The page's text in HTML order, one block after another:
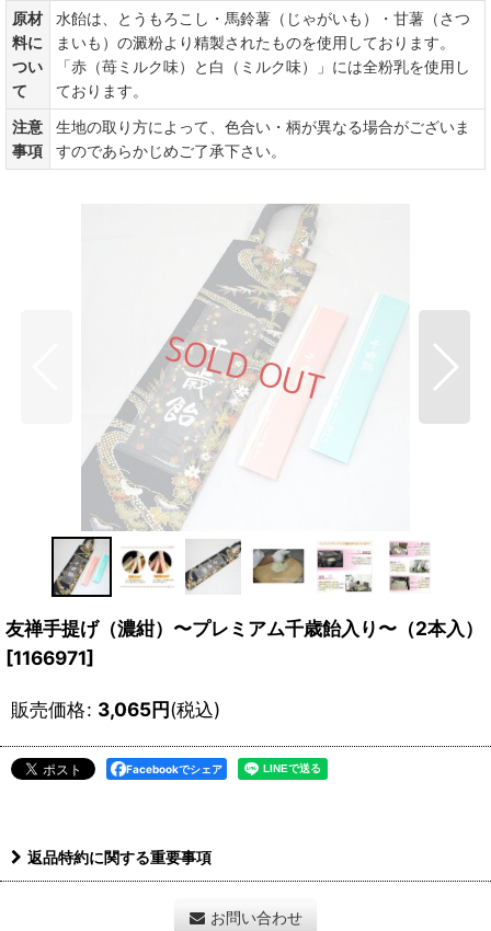
原材
料に
つい
て
水飴は、とうもろこし・馬鈴薯（じゃがいも）・甘薯（さつ
まいも）の澱粉より精製されたものを使用しております。
「赤（苺ミルク味）と白（ミルク味）」には全粉乳を使用し
ております。
注意
事項
生地の取り方によって、色合い・柄が異なる場合がございま
すのであらかじめご了承下さい。
友禅手提げ（濃紺）〜プレミアム千歳飴入り〜（2本入）
[1166971]
販売価格: 3,065円(税込)
Facebookでシェア
返品特約に関する重要事項
お問い合わせ